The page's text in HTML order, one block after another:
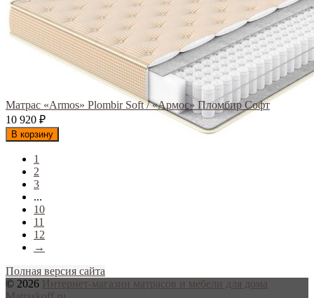
Матрас «Armos» Plombir Soft / «Армос» Пломбир Софт
10 920 ₽
В корзину
1
2
3
...
10
11
12
→
Полная версия сайта
© 2026 Интернет-магазин матрасов и мебели для дома